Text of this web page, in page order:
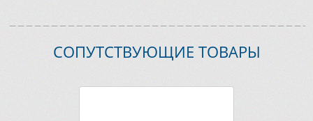
СОПУТСТВУЮЩИЕ ТОВАРЫ